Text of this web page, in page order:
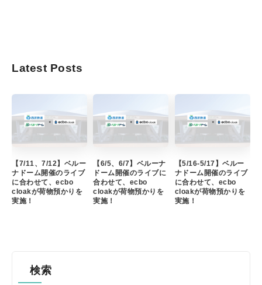
Latest Posts
【7/11、7/12】ベルー
ナドーム開催のライブ
に合わせて、ecbo
cloakが荷物預かりを
実施！
【6/5、6/7】ベルーナ
ドーム開催のライブに
合わせて、ecbo
cloakが荷物預かりを
実施！
【5/16-5/17】ベルー
ナドーム開催のライブ
に合わせて、ecbo
cloakが荷物預かりを
実施！
検索